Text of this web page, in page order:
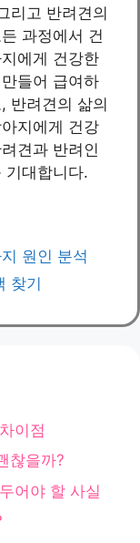
리고 반려견의
과정에서 건
에게 건강한
들어 급여하
반려견의 삶의
지에게 건강
견과 반려인
기대합니다.
원인 분석
찾기
이점
찮을까?
어야 할 사실